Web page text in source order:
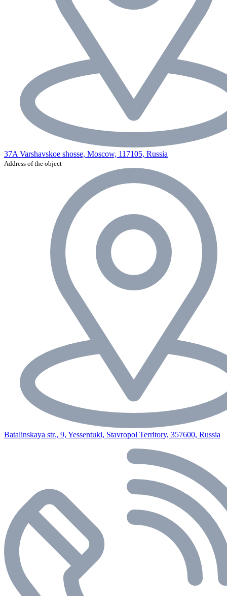
37A Varshavskoe shosse, Moscow, 117105, Russia
Address of the object
Batalinskaya str., 9, Yessentuki, Stavropol Territory, 357600, Russia